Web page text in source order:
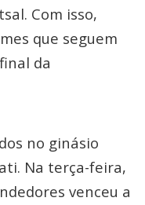
Com isso,
que seguem
da
no ginásio
Na terça-feira,
venceu a